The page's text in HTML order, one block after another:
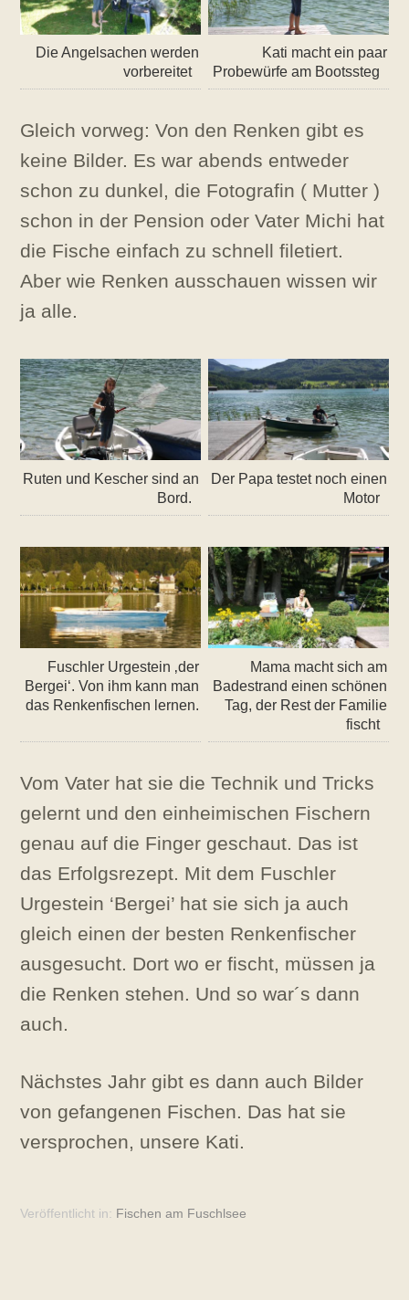
Die Angelsachen werden
vorbereitet
Kati macht ein paar
Probewürfe am Bootssteg
Gleich vorweg: Von den Renken gibt es
keine Bilder. Es war abends entweder
schon zu dunkel, die Fotografin ( Mutter )
schon in der Pension oder Vater Michi hat
die Fische einfach zu schnell filetiert.
Aber wie Renken ausschauen wissen wir
ja alle.
Ruten und Kescher sind an
Bord.
Der Papa testet noch einen
Motor
Fuschler Urgestein ‚der
Bergei‘. Von ihm kann man
das Renkenfischen lernen.
Mama macht sich am
Badestrand einen schönen
Tag, der Rest der Familie
fischt
Vom Vater hat sie die Technik und Tricks
gelernt und den einheimischen Fischern
genau auf die Finger geschaut. Das ist
das Erfolgsrezept. Mit dem Fuschler
Urgestein ‘Bergei’ hat sie sich ja auch
gleich einen der besten Renkenfischer
ausgesucht. Dort wo er fischt, müssen ja
die Renken stehen. Und so war´s dann
auch.
Nächstes Jahr gibt es dann auch Bilder
von gefangenen Fischen. Das hat sie
versprochen, unsere Kati.
Veröffentlicht in: Fischen am Fuschlsee